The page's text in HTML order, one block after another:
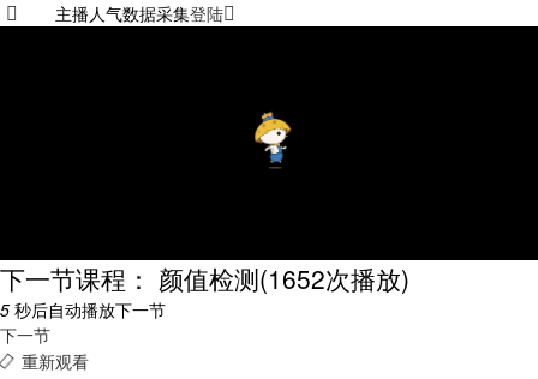
主播人气数据采集登陆
下一节课程： 颜值检测(1652次播放)
5 秒后自动播放下一节
下一节
重新观看